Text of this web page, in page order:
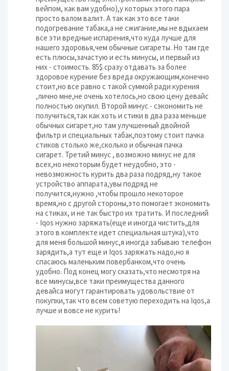
вейпом, как вам удобно),у которых этого пара
просто валом валит. А так как это все таки
подогревание табака,а не сжигание,мы не вдыхаем
все эти вредные испарения,что куда лучше для
нашего здоровья,чем обычные сигареты. Но там где
есть плюсы,зачастую и есть минусы, и первый из
них - стоимость. 85$ сразу отдавать за более
здоровое курение без вреда окружающим,конечно
стоит,но все равно с такой суммой ради курения
,лично мне,не очень хотелось,но свою цену девайс
полностью окупил. Второй минус - сэкономить не
получиться,так как хоть и стики в два раза меньше
обычных сигарет,но там улучшенный двойной
фильтр и специальных табак,поэтому стоит пачка
стиков столько же,сколько и обычная пачка
сигарет. Третий минус , возможно минус не для
всех,но некоторым будет неудобно, это -
невозможность курить два раза подряд,ну такое
устройство аппарата,увы подряд не
получится,нужно ,чтобы прошло некоторое
время,но с другой стороны,это помогает экономить
на стиках, и не так быстро их тратить. И последний
- Iqos нужно заряжать(еще и иногда чистить,для
этого в комплекте идет специальная штука),что
для меня большой минус,я иногда забываю телефон
зарядить,а тут еще и Iqos заряжать надо,но я
спасаюсь маленьким повербанком,что очень
удобно. Под конец могу сказать,что несмотря на
все минусы,все таки преимущества данного
девайса могут гарантировать удовольствие от
покупки,так что всем советую переходить на Iqos,а
лучше и вовсе не курить!